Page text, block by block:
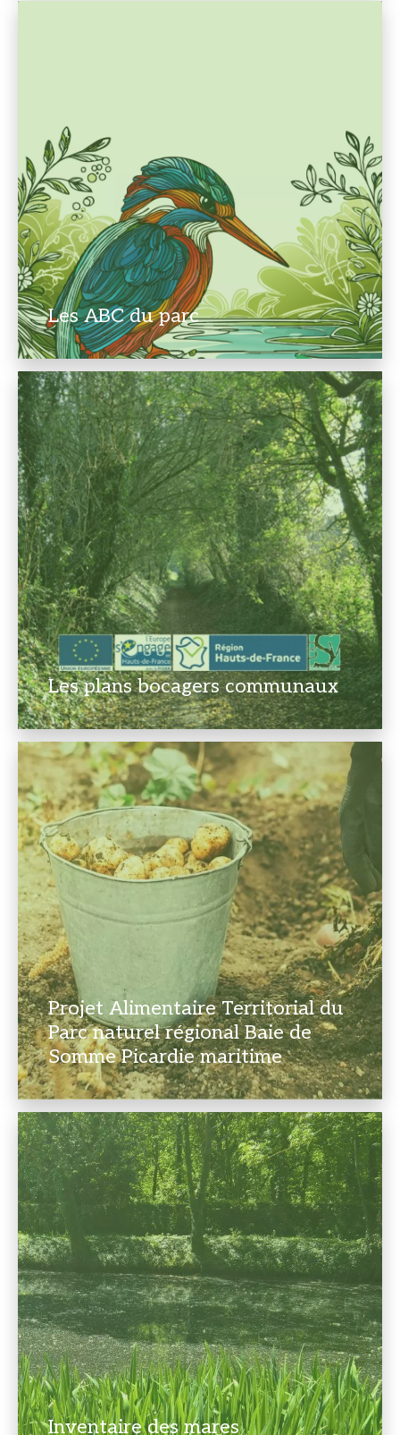
Les ABC du parc
Les plans bocagers communaux
Projet Alimentaire Territorial du
Parc naturel régional Baie de
Somme Picardie maritime
Inventaire des mares